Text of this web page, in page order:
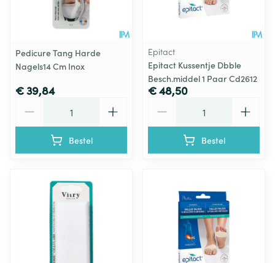
Pedicure Tang Harde
Nagels14 Cm Inox
€ 39,84
Bestel
Epitact
Epitact Kussentje Dbble
Besch.middel 1 Paar Cd2612
€ 48,50
Bestel